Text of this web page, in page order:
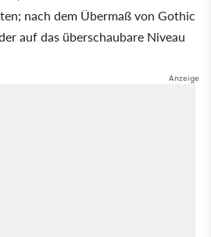
nach dem Übermaß von Gothic
auf das überschaubare Niveau